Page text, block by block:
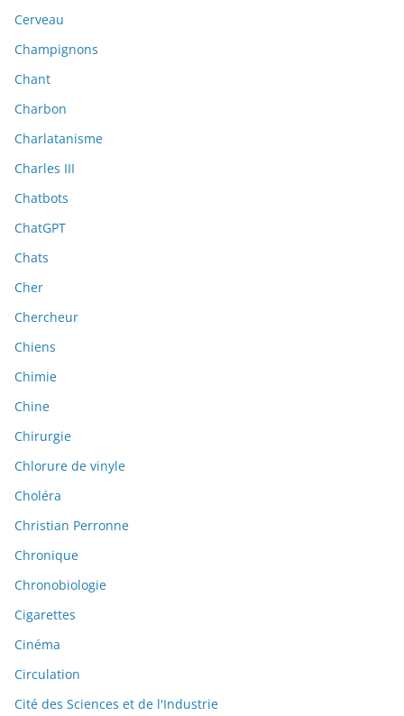
Cerveau
Champignons
Chant
Charbon
Charlatanisme
Charles III
Chatbots
ChatGPT
Chats
Cher
Chercheur
Chiens
Chimie
Chine
Chirurgie
Chlorure de vinyle
Choléra
Christian Perronne
Chronique
Chronobiologie
Cigarettes
Cinéma
Circulation
Cité des Sciences et de l'Industrie